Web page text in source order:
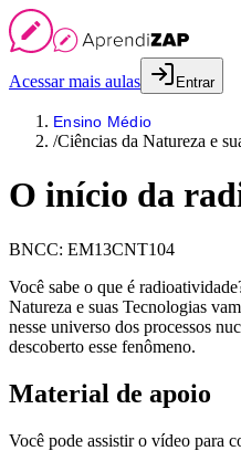
Acessar mais aulas Entrar
Ensino Médio
/Ciências da Natureza e
O início da
BNCC: EM13CNT104
Você sabe o que é
Natureza e suas Tecnologias
nesse universo dos processos
descoberto esse fenômeno.
Material de apoio
Você pode assistir o vídeo para